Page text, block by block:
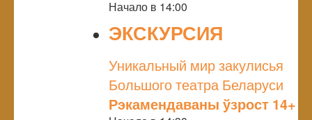
Начало в 14:00
ЭКСКУРСИЯ
Уникальный мир закулисья
Большого театра Беларуси
Рэкамендаваны ўзрост 14+